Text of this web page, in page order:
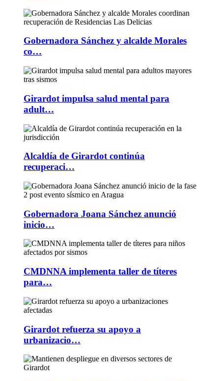
Gobernadora Sánchez y alcalde Morales
co…
Girardot impulsa salud mental para
adult…
Alcaldía de Girardot continúa
recuperaci…
Gobernadora Joana Sánchez anunció
inicio…
CMDNNA implementa taller de títeres
para…
Girardot refuerza su apoyo a
urbanizacio…